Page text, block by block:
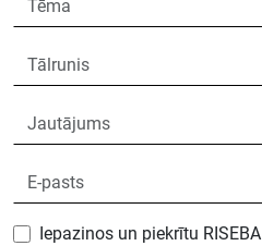
Iepazinos un piekrītu RISEBA